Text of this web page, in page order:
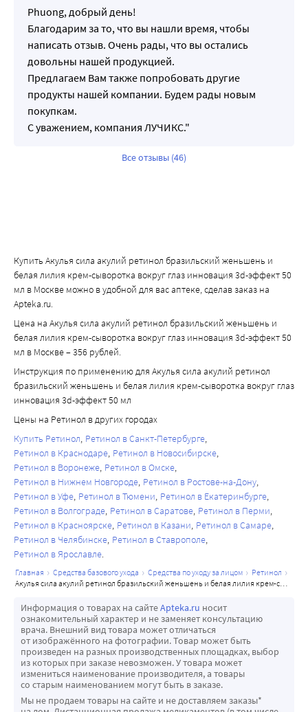
Phuong, добрый день!
Благодарим за то, что вы нашли время, чтобы
написать отзыв. Очень рады, что вы остались
довольны нашей продукцией.
Предлагаем Вам также попробовать другие
продукты нашей компании. Будем рады новым
покупкам.
С уважением, компания ЛУЧИКС."
Все отзывы (46)
Купить Акулья сила акулий ретинол бразильский женьшень и
белая лилия крем-сыворотка вокруг глаз инновация 3d-эффект 50
мл в Москве можно в удобной для вас аптеке, сделав заказ на
Apteka.ru.
Цена на Акулья сила акулий ретинол бразильский женьшень и
белая лилия крем-сыворотка вокруг глаз инновация 3d-эффект 50
мл в Москве – 356 рублей.
Инструкция по применению для Акулья сила акулий ретинол
бразильский женьшень и белая лилия крем-сыворотка вокруг глаз
инновация 3d-эффект 50 мл
Цены на Ретинол в других городах
Купить Ретинол Ретинол в Санкт-Петербурге
Ретинол в Краснодаре Ретинол в Новосибирске
Ретинол в Воронеже Ретинол в Омске
Ретинол в Нижнем Новгороде Ретинол в Ростове-на-Дону
Ретинол в Уфе Ретинол в Тюмени Ретинол в Екатеринбурге
Ретинол в Волгограде Ретинол в Саратове Ретинол в Перми
Ретинол в Красноярске Ретинол в Казани Ретинол в Самаре
Ретинол в Челябинске Ретинол в Ставрополе
Ретинол в Ярославле
главная средства базового ухода средства по уходу за лицом
ретинол
акулья сила акулий ретинол бразильский женьшень и белая лилия крем-сыворотка вокруг глаз инновация 3d-эффект 50 мл
Информация о товарах на сайтеApteka.ru носит
ознакомительный характер и не заменяет консультацию
врача. Внешний вид товара может отличаться
от изображённого на фотографии. Товар может быть
произведен на разных производственных площадках, выбор
из которых при заказе невозможен. У товара может
измениться наименование производителя, а товары
со старым наименованием могут быть в заказе.
Мы не продаем товары на сайте и не доставляем заказы*